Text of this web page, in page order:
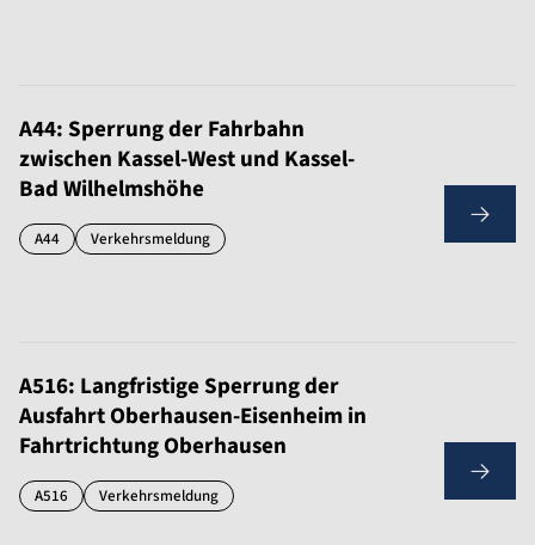
A44: Sperrung der Fahrbahn
zwischen Kassel-West und Kassel-
Bad Wilhelmshöhe
A44 Verkehrsmeldung
A516: Langfristige Sperrung der
Ausfahrt Oberhausen-Eisenheim in
Fahrtrichtung Oberhausen
A516 Verkehrsmeldung